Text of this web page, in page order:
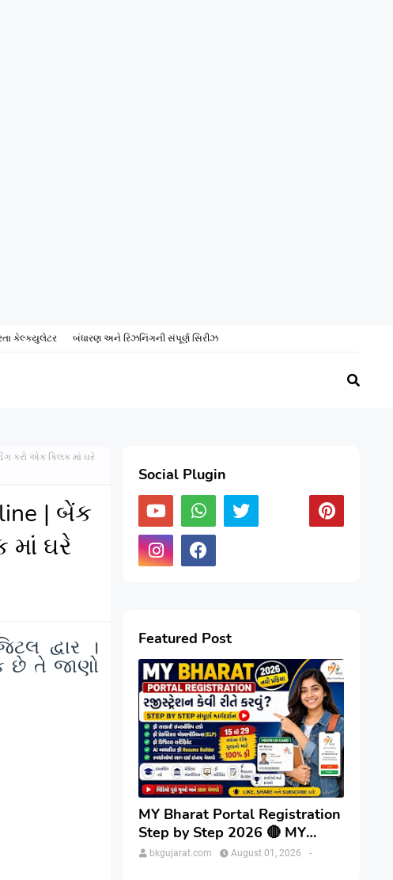
કેલ્ક્યુલેટર બંધારણ અને રિઝનિંગની સંપૂર્ણ સિરીઝ
કરો એક ક્લિક માં ઘરે
| બેંક
માં ઘરે
દ્વાર ।
છે તે જાણો
Social Plugin
Featured Post
MY Bharat Portal Registration
Step by Step 2026 🔴 MY
Bharat પોર્ટલ પર રજીસ્ટ્રેશન કેવી
bkgujarat.com -
August 01, 2026